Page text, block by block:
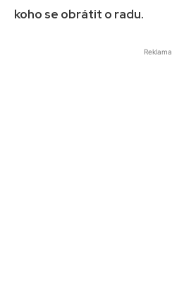
koho se obrátit o radu.
Reklama